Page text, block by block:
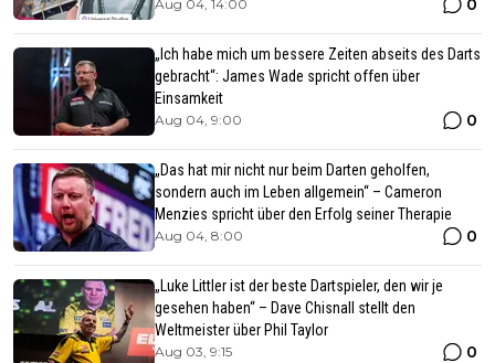
Aug 04, 14:00
„Ich habe mich um bessere Zeiten abseits des Darts
gebracht“: James Wade spricht offen über
Einsamkeit
Aug 04, 9:00 0
„Das hat mir nicht nur beim Darten geholfen,
sondern auch im Leben allgemein“ – Cameron
Menzies spricht über den Erfolg seiner Therapie
Aug 04, 8:00 0
„Luke Littler ist der beste Dartspieler, den wir je
gesehen haben“ – Dave Chisnall stellt den
Weltmeister über Phil Taylor
Aug 03, 9:15 0